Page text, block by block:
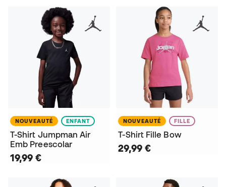
NOUVEAUTÉ ENFANT
T-Shirt Jumpman Air
Emb Preescolar
19,99 €
NOUVEAUTÉ FILLE
T-Shirt Fille Bow
29,99 €